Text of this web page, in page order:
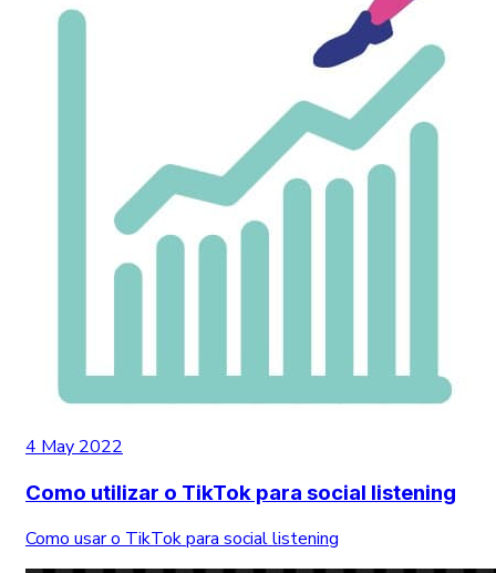
4 May 2022
Como utilizar o TikTok para social listening
Como usar o TikTok para social listening